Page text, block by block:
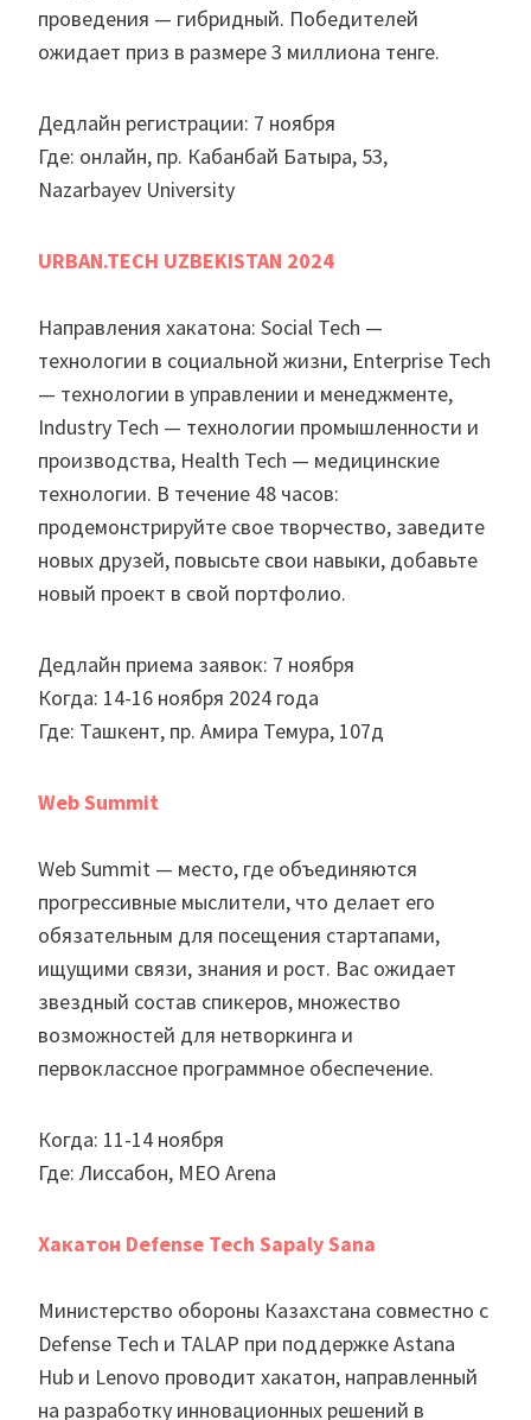
проведения — гибридный. Победителей
ожидает приз в размере 3 миллиона тенге.
Дедлайн регистрации: 7 ноября
Где: онлайн, пр. Кабанбай Батыра, 53,
Nazarbayev University
URBAN.TECH UZBEKISTAN 2024
Направления хакатона: Social Tech —
технологии в социальной жизни, Enterprise Tech
— технологии в управлении и менеджменте,
Industry Tech — технологии промышленности и
производства, Health Tech — медицинские
технологии. В течение 48 часов:
продемонстрируйте свое творчество, заведите
новых друзей, повысьте свои навыки, добавьте
новый проект в свой портфолио.
Дедлайн приема заявок: 7 ноября
Когда: 14-16 ноября 2024 года
Где: Ташкент, пр. Амира Темура, 107д
Web Summit
Web Summit — место, где объединяются
прогрессивные мыслители, что делает его
обязательным для посещения стартапами,
ищущими связи, знания и рост. Вас ожидает
звездный состав спикеров, множество
возможностей для нетворкинга и
первоклассное программное обеспечение.
Когда: 11-14 ноября
Где: Лиссабон, MEO Arena
Хакатон Defense Tech Sapaly Sana
Министерство обороны Казахстана совместно с
Defense Tech и TALAP при поддержке Astana
Hub и Lenovo проводит хакатон, направленный
на разработку инновационных решений в